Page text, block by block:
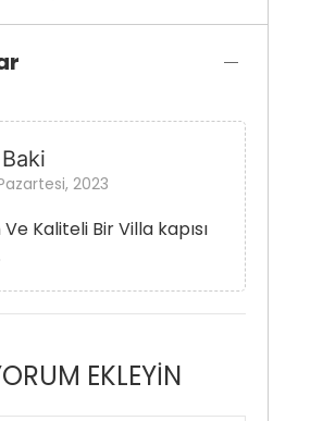
2023
Kaliteli Bir Villa kapısı
EKLEYİN